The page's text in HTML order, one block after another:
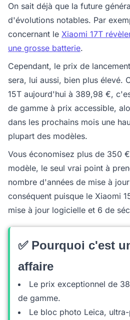
On sait déjà que la future
d'évolutions notables. Par
concernant le Xiaomi 17T
une grosse batterie.
Cependant, le prix de
sera, lui aussi, bien plus élevé.
15T aujourd'hui à 389,98 €,
de gamme à prix accessible,
dans les prochains mois une
plupart des modèles.
Vous économisez plus de 350
modèle, le seul vrai point à
nombre d'années de mise à
conséquent puisque le Xiaomi
mise à jour logicielle et 6 de
✅ Pourquoi c'est
affaire
Le prix exceptionnel de
de gamme.
Le bloc photo Leica,